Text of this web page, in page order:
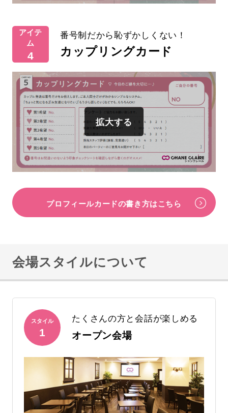
アイテ
ム
4
番号制だから恥ずかしくない！
カップリングカード
プロフィールカードの書き方はこちら
会場スタイルについて
スタイル
1
たくさんの方と会話が楽しめる
オープン会場